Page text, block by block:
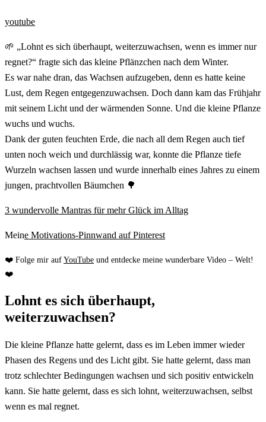
youtube
🌱 „Lohnt es sich überhaupt, weiterzuwachsen, wenn es immer nur
regnet?“ fragte sich das kleine Pflänzchen nach dem Winter.
Es war nahe dran, das Wachsen aufzugeben, denn es hatte keine
Lust, dem Regen entgegenzuwachsen. Doch dann kam das Frühjahr
mit seinem Licht und der wärmenden Sonne. Und die kleine Pflanze
wuchs und wuchs.
Dank der guten feuchten Erde, die nach all dem Regen auch tief
unten noch weich und durchlässig war, konnte die Pflanze tiefe
Wurzeln wachsen lassen und wurde innerhalb eines Jahres zu einem
jungen, prachtvollen Bäumchen 🌳
3 wundervolle Mantras für mehr Glück im Alltag
Meine Motivations-Pinnwand auf Pinterest
❤️ Folge mir aufYouTube und entdecke meine wunderbare Video – Welt!
❤️
Lohnt es sich überhaupt,
weiterzuwachsen?
Die kleine Pflanze hatte gelernt, dass es im Leben immer wieder
Phasen des Regens und des Licht gibt. Sie hatte gelernt, dass man
trotz schlechter Bedingungen wachsen und sich positiv entwickeln
kann. Sie hatte gelernt, dass es sich lohnt, weiterzuwachsen, selbst
wenn es mal regnet.